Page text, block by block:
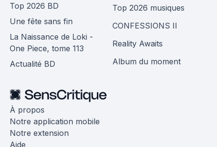
Top 2026 BD
Une fête sans fin
La Naissance de Loki -
One Piece, tome 113
Actualité BD
Top 2026 musiques
CONFESSIONS II
Reality Awaits
Album du moment
À propos
Notre application mobile
Notre extension
Aide